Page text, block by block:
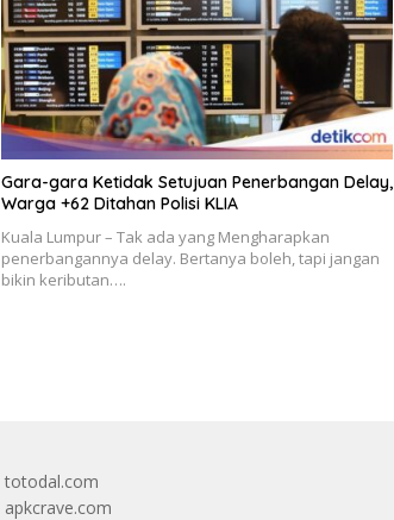
Gara-gara Ketidak Setujuan Penerbangan Delay,
Warga +62 Ditahan Polisi KLIA
Kuala Lumpur – Tak ada yang Mengharapkan
penerbangannya delay. Bertanya boleh, tapi jangan
bikin keributan….
totodal.com
apkcrave.com